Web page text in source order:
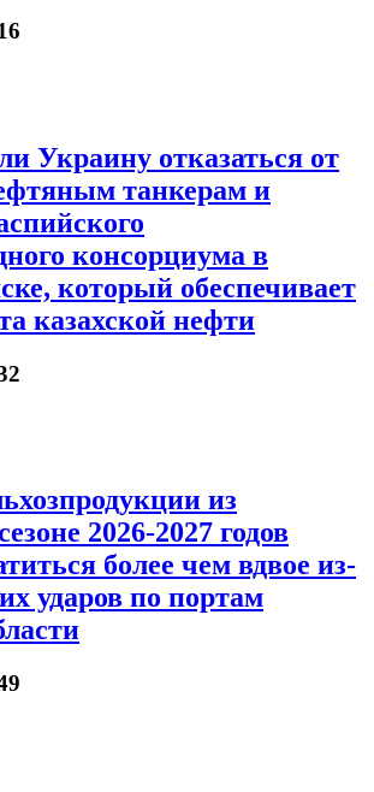
Украину отказаться от
танкерам и
консорциума в
который обеспечивает
казахской нефти
из
2026-2027 годов
более чем вдвое из-
ударов по портам